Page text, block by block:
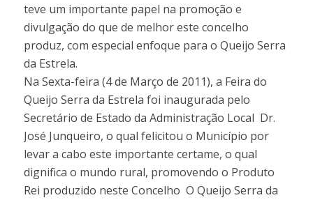
teve um importante papel na promoção e
divulgação do que de melhor este concelho
produz, com especial enfoque para o Queijo Serra
da Estrela.
Na Sexta-feira (4 de Março de 2011), a Feira do
Queijo Serra da Estrela foi inaugurada pelo
Secretário de Estado da Administração Local  Dr.
José Junqueiro, o qual felicitou o Município por
levar a cabo este importante certame, o qual
dignifica o mundo rural, promovendo o Produto
Rei produzido neste Concelho  O Queijo Serra da